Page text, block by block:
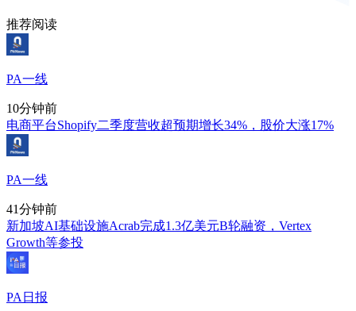
推荐阅读
PA一线
10分钟前
电商平台Shopify二季度营收超预期增长34%，股价大涨17%
PA一线
41分钟前
新加坡AI基础设施Acrab完成1.3亿美元B轮融资，Vertex
Growth等参投
PA日报